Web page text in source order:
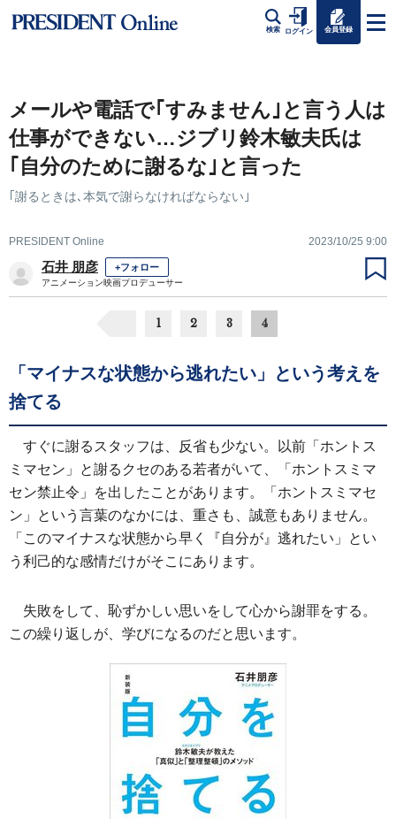
検索 ログイン 会員登録
メールや電話で｢すみません｣と言う人は
仕事ができない…ジブリ鈴木敏夫氏は
｢自分のために謝るな｣と言った
｢謝るときは､本気で謝らなければならない｣
PRESIDENT Online 2023/10/25 9:00
石井 朋彦 +フォロー
アニメーション映画プロデューサー
1 2 3 4
「マイナスな状態から逃れたい」という考えを
捨てる
すぐに謝るスタッフは、反省も少ない。以前「ホントス
ミマセン」と謝るクセのある若者がいて、「ホントスミマ
セン禁止令」を出したことがあります。「ホントスミマセ
ン」という言葉のなかには、重さも、誠意もありません。
「このマイナスな状態から早く『自分が』逃れたい」とい
う利己的な感情だけがそこにあります。
失敗をして、恥ずかしい思いをして心から謝罪をする。
この繰り返しが、学びになるのだと思います。